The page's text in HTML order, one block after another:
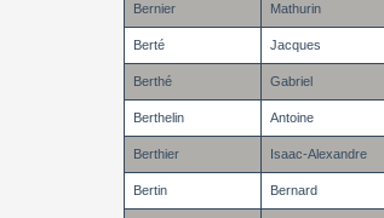
Bernier Mathurin
Berté Jacques
Berthé Gabriel
Berthelin Antoine
Berthier Isaac-Alexandre
Bertin Bernard